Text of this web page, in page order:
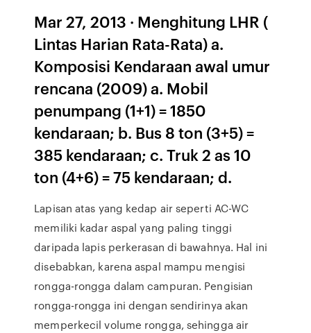
Mar 27, 2013 · Menghitung LHR (
Lintas Harian Rata-Rata) a.
Komposisi Kendaraan awal umur
rencana (2009) a. Mobil
penumpang (1+1) = 1850
kendaraan; b. Bus 8 ton (3+5) =
385 kendaraan; c. Truk 2 as 10
ton (4+6) = 75 kendaraan; d.
Lapisan atas yang kedap air seperti AC-WC
memiliki kadar aspal yang paling tinggi
daripada lapis perkerasan di bawahnya. Hal ini
disebabkan, karena aspal mampu mengisi
rongga-rongga dalam campuran. Pengisian
rongga-rongga ini dengan sendirinya akan
memperkecil volume rongga, sehingga air